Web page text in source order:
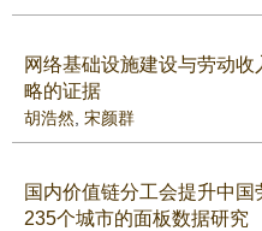
网络基础设施建设与劳动
略的证据
胡浩然 宋颜群
国内价值链分工会提升中
235个城市的面板数据研究